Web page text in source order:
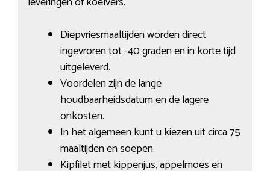
Diepvriesmaaltijden worden direct
ingevroren tot -40 graden en in korte tijd
uitgeleverd.
Voordelen zijn de lange
houdbaarheidsdatum en de lagere
onkosten.
In het algemeen kunt u kiezen uit circa 75
maaltijden en soepen.
Kipfilet met kippenjus, appelmoes en